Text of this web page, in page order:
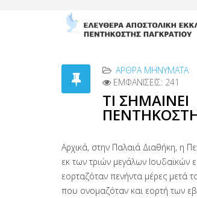
ΑΡΘΡΑ MΗΝΎΜΑΤΑ
ΕΜΦΑΝΊΣΕΙΣ: 241
ΤΙ ΣΗΜΑΙΝΕΙ
Αρχικά, στην Παλαιά Διαθήκη, η
εκ των τριών μεγάλων Ιουδαϊκών
εορταζόταν πενήντα μέρες μετά
που ονομαζόταν και εορτή των